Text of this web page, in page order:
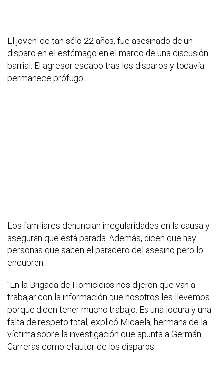
El joven, de tan sólo 22 años, fue asesinado de un
disparo en el estómago en el marco de una discusión
barrial. El agresor escapó tras los disparos y todavía
permanece prófugo.
Los familiares denuncian irregularidades en la causa y
aseguran que está parada. Además, dicen que hay
personas que saben el paradero del asesino pero lo
encubren.
"En la Brigada de Homicidios nos dijeron que van a
trabajar con la información que nosotros les llevemos
porque dicen tener mucho trabajo. Es una locura y una
falta de respeto total, explicó Micaela, hermana de la
víctima sobre la investigación que apunta a Germán
Carreras como el autor de los disparos.